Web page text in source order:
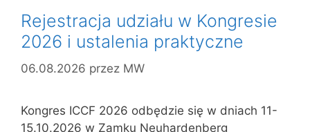
Rejestracja udziału w Kongresie
2026 i ustalenia praktyczne
06.08.2026 przez MW
Kongres ICCF 2026 odbędzie się w dniach 11-
15.10.2026 w Zamku Neuhardenberg